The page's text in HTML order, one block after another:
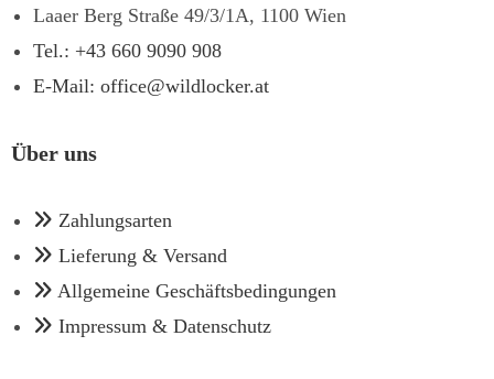
Laaer Berg Straße 49/3/1A, 1100 Wien
Tel.: +43 660 9090 908
E-Mail: office@wildlocker.at
Über uns
Zahlungsarten
Lieferung & Versand
Allgemeine Geschäftsbedingungen
Impressum & Datenschutz